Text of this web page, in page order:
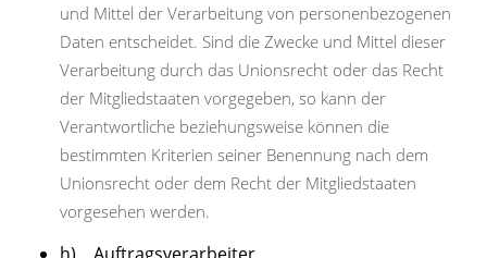
und Mittel der Verarbeitung von personenbezogenen
Daten entscheidet. Sind die Zwecke und Mittel dieser
Verarbeitung durch das Unionsrecht oder das Recht
der Mitgliedstaaten vorgegeben, so kann der
Verantwortliche beziehungsweise können die
bestimmten Kriterien seiner Benennung nach dem
Unionsrecht oder dem Recht der Mitgliedstaaten
vorgesehen werden.